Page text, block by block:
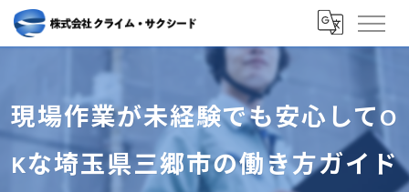
現場作業が未経験でも安心してO
Kな埼玉県三郷市の働き方ガイド